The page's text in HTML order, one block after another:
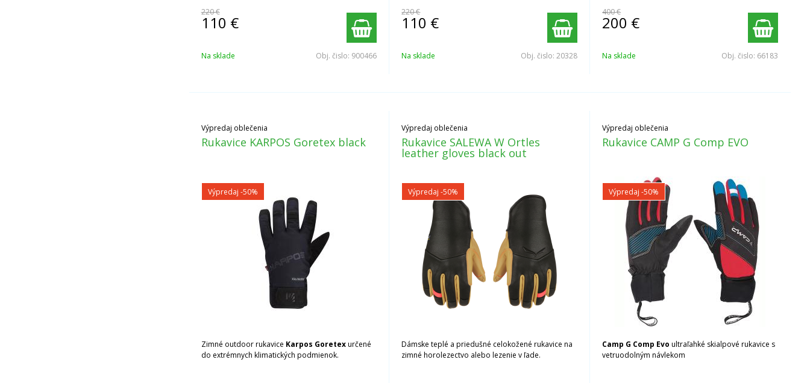
220 €
110 €
Na sklade Obj. čislo: 900466
220 €
110 €
Na sklade Obj. čislo:20328
400 €
200 €
Na sklade Obj. čislo: 66183
Výpredaj oblečenia
Rukavice KARPOS Goretex black
Výpredaj -50%
Zimné outdoor rukavice Karpos Goretexurčené
do extrémnych klimatických podmienok.
Výpredaj oblečenia
Rukavice SALEWA W Ortles
leather gloves black out
Výpredaj-50%
Dámske teplé a priedušné celokožené rukavice na
zimné horolezectvo alebo lezenie v ľade.
Výpredaj oblečenia
Rukavice CAMP G Comp EVO
Výpredaj-50%
Camp G Comp Evo ultraľahké skialpové rukavice s
vetruodolným návlekom